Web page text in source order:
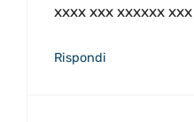
xxxx xxx xxxxxx
Rispondi